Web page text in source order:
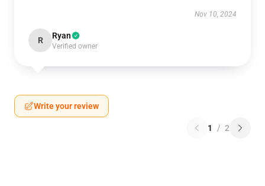
Nov 10, 2024
R Ryan
Verified owner
Write your review
1 / 2